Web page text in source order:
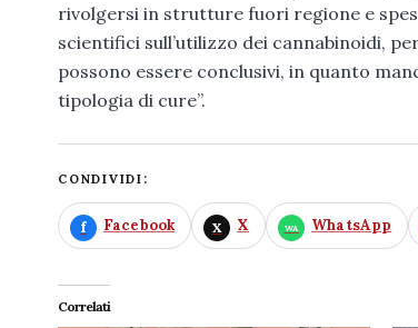
rivolgersi in strutture fuori regione e
scientifici sull’utilizzo dei cannabinoidi,
possono essere conclusivi, in quanto
tipologia di cure”.
CONDIVIDI:
Facebook X WhatsApp
Correlati